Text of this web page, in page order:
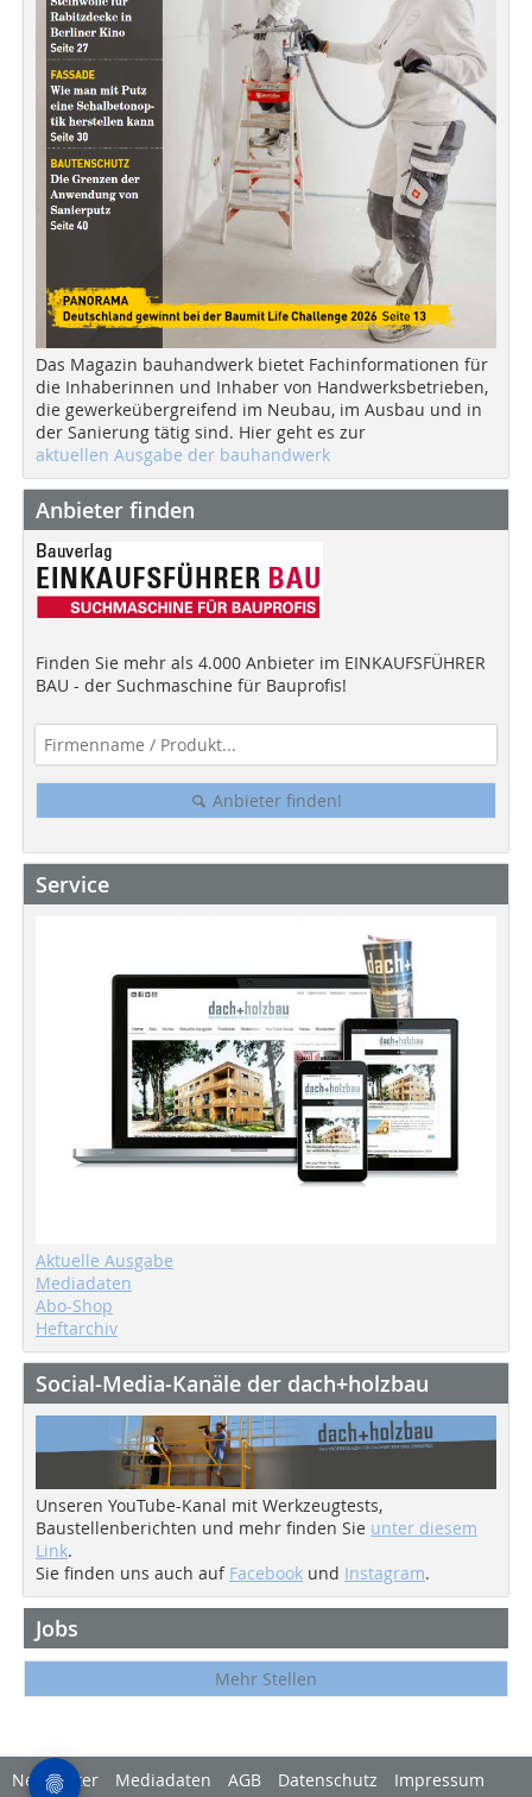
Das Magazin bauhandwerk bietet Fachinformationen für
die Inhaberinnen und Inhaber von Handwerksbetrieben,
die gewerkeübergreifend im Neubau, im Ausbau und in
der Sanierung tätig sind. Hier geht es zur
aktuellen Ausgabe der bauhandwerk
Anbieter finden
Finden Sie mehr als 4.000 Anbieter im EINKAUFSFÜHRER
BAU - der Suchmaschine für Bauprofis!
Anbieter finden!
Service
Aktuelle Ausgabe
Mediadaten
Abo-Shop
Heftarchiv
Social-Media-Kanäle der dach+holzbau
Unseren YouTube-Kanal mit Werkzeugtests,
Baustellenberichten und mehr finden Sie unter diesem
Link.
Sie finden uns auch auf Facebook und Instagram.
Jobs
Mehr Stellen
Newsletter Mediadaten AGB Datenschutz Impressum